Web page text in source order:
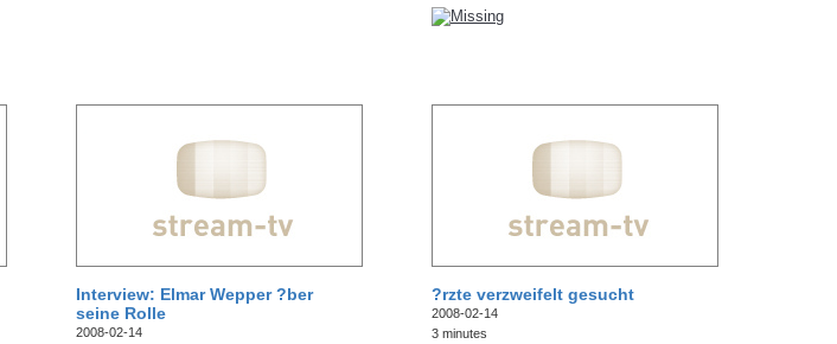
Interview: Elmar Wepper ?ber
seine Rolle
2008-02-14
?rzte verzweifelt gesucht
2008-02-14
3 minutes